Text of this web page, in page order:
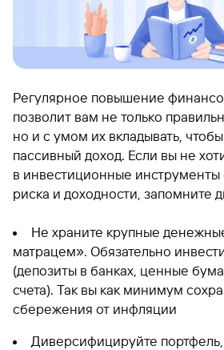
Регулярное повышение
позволит вам не только
но и с умом их вкладывать, чтобы
пассивный доход. Если вы не
в инвестиционные
риска и доходности, запомните
Не храните крупные
матрацем». Обязательно
(депозиты в банках, ценные
счета). Так вы как минимум
сбережения от инфляции
Диверсифицируйте портфель,